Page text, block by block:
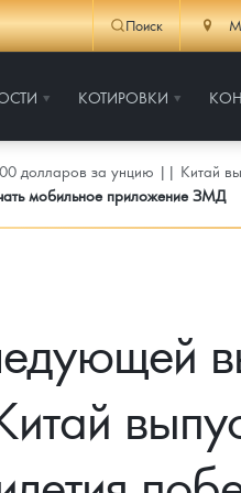
Поиск
КОТИРОВКИ
долларов за унцию || Китай
мобильное приложение ЗМД